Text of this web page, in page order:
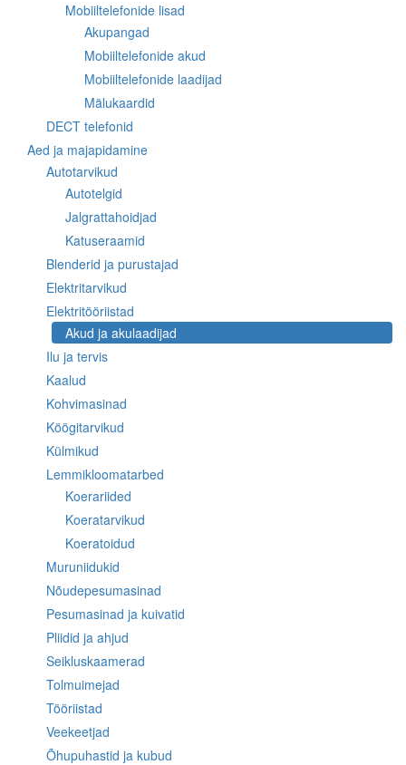
Mobiiltelefonide lisad
Akupangad
Mobiiltelefonide akud
Mobiiltelefonide laadijad
Mälukaardid
DECT telefonid
Aed ja majapidamine
Autotarvikud
Autotelgid
Jalgrattahoidjad
Katuseraamid
Blenderid ja purustajad
Elektritarvikud
Elektritööriistad
Akud ja akulaadijad
Ilu ja tervis
Kaalud
Kohvimasinad
Köögitarvikud
Külmikud
Lemmikloomatarbed
Koerariided
Koeratarvikud
Koeratoidud
Muruniidukid
Nõudepesumasinad
Pesumasinad ja kuivatid
Pliidid ja ahjud
Seikluskaamerad
Tolmuimejad
Tööriistad
Veekeetjad
Õhupuhastid ja kubud